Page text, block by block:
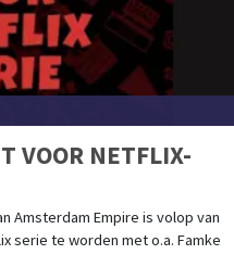
VOOR NETFLIX-
Amsterdam Empire is volop van
serie te worden met o.a. Famke